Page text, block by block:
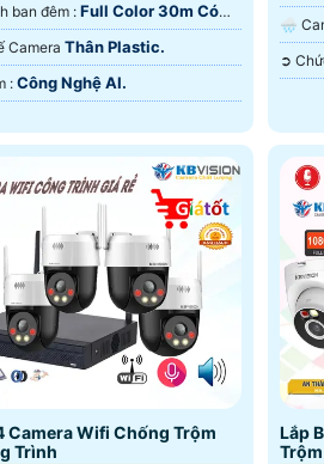
🔅 Hình ảnh ban đêm : Full Color 30m Có
Camera Thân Plastic.
️🔈 Ưu Điểm : Công Nghệ AI.
🌧️
Camera Wifi Chống Trộm
Trình
Lắp
Trộm